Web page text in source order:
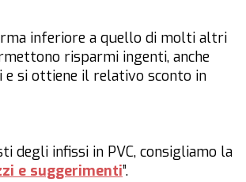
inferiore a quello di molti altri
risparmi ingenti, anche
e si ottiene il relativo sconto in
degli infissi in PVC, consigliamo la
e suggerimenti”.